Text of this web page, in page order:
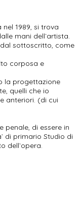
1989, si trova
mani dell`artista.
sottoscritto, come
corposa e
la progettazione
quelli che io
anteriori. (di cui
penale, di essere in
di primario Studio di
dell`opera.